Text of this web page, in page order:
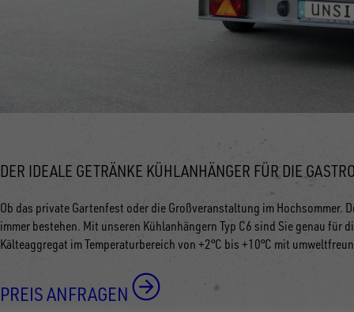
DER IDEALE GETRÄNKE KÜHLANHÄNGER FÜR DIE
Ob das private Gartenfest oder die Großveranstaltung im Hochsommer.
immer bestehen. Mit unseren Kühlanhängern Typ C6 sind Sie genau für
Kälteaggregat im Temperaturbereich von +2°C bis +10°C mit
PREIS ANFRAGEN